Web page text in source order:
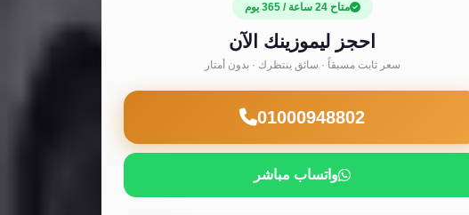
متاح 24 ساعة / 365 يوم
احجز ليموزينك الآن
سعر ثابت مسبقاً · سائق ينتظرك · بدون أمتار
01000948802
واتساب مباشر